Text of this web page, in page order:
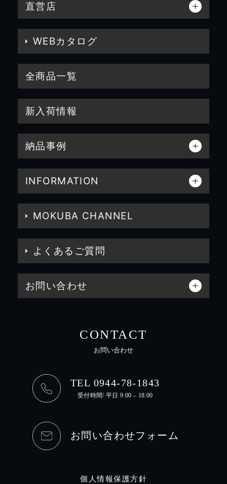
直営店
WEBカタログ
全商品一覧
新入荷情報
納品事例
INFORMATION
MOKUBA CHANNEL
よくあるご質問
お問い合わせ
CONTACT
お問い合わせ
TEL 0944-78-1843
受付時間/ 平日 9:00 – 18:00
お問い合わせフォーム
個人情報保護方針